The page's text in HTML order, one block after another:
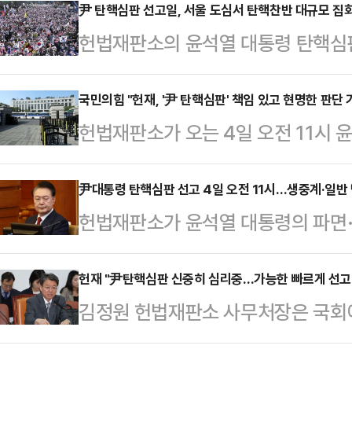
면 윤 대통령 측 윤갑근 변호사는
직접 심판정에 출석하는지 묻는 질
올랐던 고 노무현, 박근혜 두 전직
헌재는 이날 윤 대통령 탄핵심판 사
서 진행할 예정이라고 국회와 윤 대
부에 공표했다.
尹 탄핵심판 선고일, 서울 도심서 탄핵찬반 대규모 집
헌법재판소의 윤석열 대통령 탄핵
고 당일 서울 곳곳에서는 탄핵 찬반
된다.1일 경찰 등에 따르면 탄핵 찬
로구와 광화문 일대에서 총력 집회
계엄 선포 이후 이뤄진 집회 규모를
울 도심에 집결할 것으로 예상된다.
비공식 추산 최대 20만8000명(지
핵 반대 진영…
국민의힘 "헌재, '尹 탄핵심판' 책임 있고 현명한 판단
헌법재판소가 오는 4일 오전 11시
가운데 국민의힘이 "헌법과 국민의
을 기대한다"고 밝혔다.박수민 원
의 국무위원 총탄핵 협박, 문형배·
열과 국정혼란이 가중되고 있는 시
게 생각한다"고 말했다.박 원내대
한 결정이 내려지는 것이 무엇보다
중단하고, 역사에 기록…
尹대통령 탄핵심판 선고 4일 오전 11시…생중계·일반
헌법재판소가 윤석열 대통령의 파
재는 1일 기자단 공지를 통해 "대통
일 오전 11시 대심판정에서 있을
령이 탄핵소추된 때로부터 111일
관 평의에 돌입한 때로부터는 38일
헌재 "尹탄핵심판 신중히 심리중…가능한 빠르게 선
김정원 헌법재판소 사무처장은 국
핵심판 사건을 신중히 검토 중이라